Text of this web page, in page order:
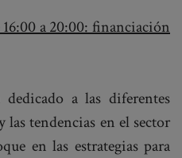
16:00 a 20:00: financiación
a las diferentes
tendencias en el sector
en las estrategias para